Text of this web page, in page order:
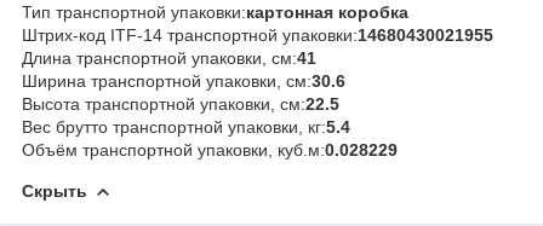
Тип транспортной упаковки:картонная коробка
Штрих-код ITF-14 транспортной упаковки:14680430021955
Длина транспортной упаковки, см:41
Ширина транспортной упаковки, см:30.6
Высота транспортной упаковки, см:22.5
Вес брутто транспортной упаковки, кг:5.4
Объём транспортной упаковки, куб.м:0.028229
Скрыть